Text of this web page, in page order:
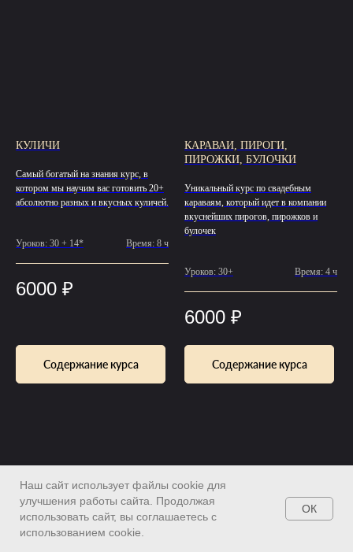
КУЛИЧИ
Самый богатый на знания курс, в
котором мы научим вас готовить 20+
абсолютно разных и вкусных куличей.
Уроков: 30 + 14* Время: 8 ч
6000 ₽
Содержание курса
КАРАВАИ, ПИРОГИ,
ПИРОЖКИ, БУЛОЧКИ
Уникальный курс по свадебным
караваям, который идет в компании
вкуснейших пирогов, пирожков и
булочек
Уроков: 30+ Время: 4 ч
6000 ₽
Содержание курса
Наш сайт использует файлы cookie для
улучшения работы сайта. Продолжая
использовать сайт, вы соглашаетесь с
использованием cookie.
ОК